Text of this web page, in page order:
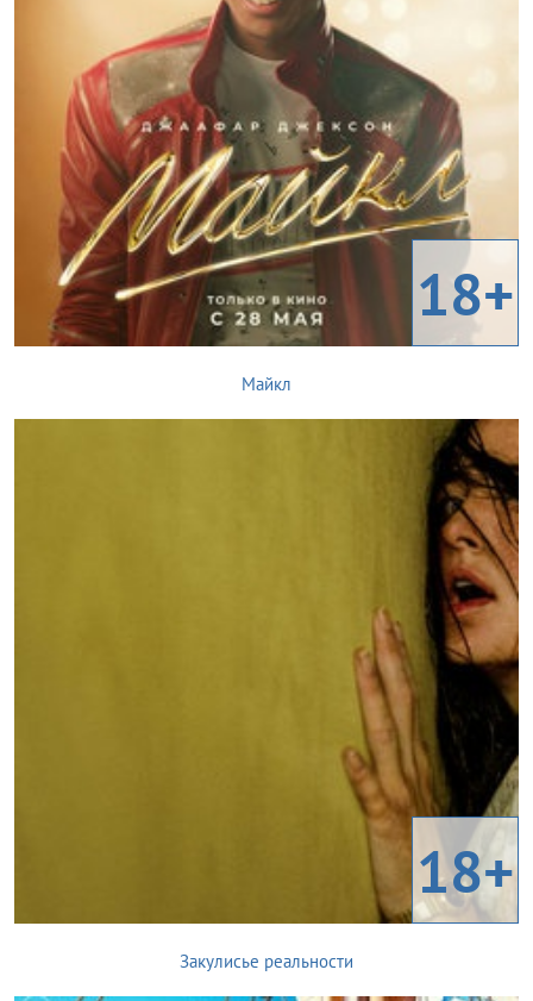
18+
Майкл
18+
Закулисье реальности